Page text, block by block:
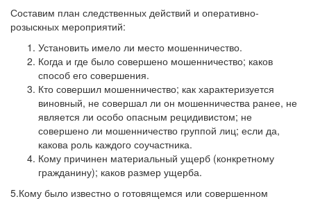
Составим план следственных действий и оперативно-
розыскных мероприятий:
Установить имело ли место мошенничество.
Когда и где было совершено мошенничество; каков
способ его совершения.
Кто совершил мошенничество; как характеризуется
виновный, не совершал ли он мошенничества ранее, не
является ли особо опасным рецидивистом; не
совершено ли мошенничество группой лиц; если да,
какова роль каждого соучастника.
Кому причинен материальный ущерб (конкретному
гражданину); каков размер ущерба.
5.Кому было известно о готовящемся или совершенном